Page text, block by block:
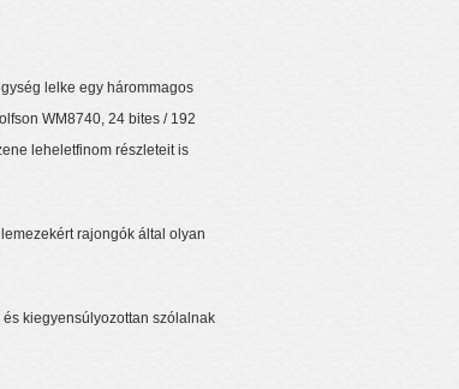
lelke egy hárommagos
WM8740, 24 bites / 192
leheletfinom részleteit is
rajongók által olyan
kiegyensúlyozottan szólalnak